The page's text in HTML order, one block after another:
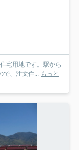
宅用地です。駅から
で、注文住... もっと